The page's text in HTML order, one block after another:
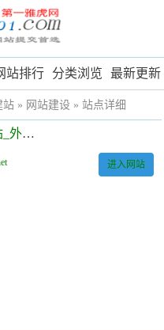
站排行 分类浏览 最新更新
站 » 网站建设 » 站点详细
云指建站-H5建站_外贸独立站
进入网站